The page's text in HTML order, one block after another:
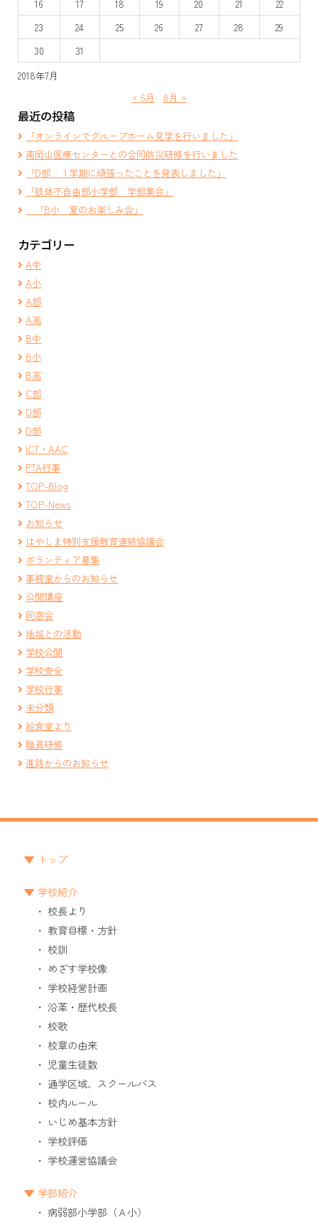
2018年7月
16 17 18 19 20 21
22
23
24 25 26 27 28
29
30
31
« 6月 8月 »
最近の投稿
「オンラインでグループホーム見学を行いました」
南岡山医療センターとの合同防災研修を行いました
「D部 １学期に頑張ったことを発表しました」
「肢体不自由部小学部 学部集会」
「B小 夏のお楽しみ会」
カテゴリー
A中
A小
A部
A高
B中
B小
B高
C部
D部
D部
ICT・AAC
PTA行事
TOP-Blog
TOP-News
お知らせ
はやしま特別支援教育連絡協議会
ボランティア募集
事務室からのお知らせ
公開講座
同窓会
地域との活動
学校公開
学校安全
学校行事
未分類
給食室より
職員研修
進路からのお知らせ
トップ
学校紹介
校長より
教育目標・方針
校訓
めざす学校像
学校経営計画
沿革・歴代校長
校歌
校章の由来
児童生徒数
通学区域、スクールバス
校内ルール
いじめ基本方針
学校評価
学校運営協議会
学部紹介
病弱部小学部（Ａ小）